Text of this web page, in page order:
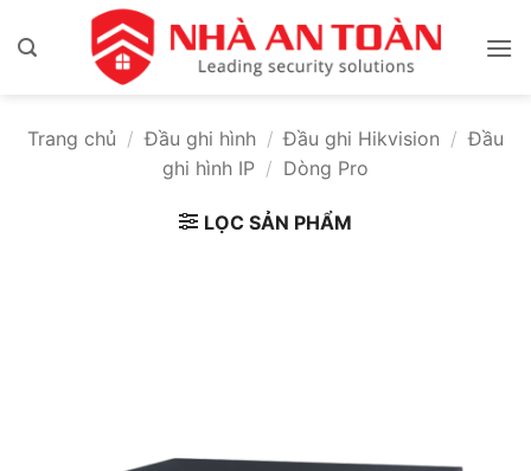
qua
Trang chủ / Đầu ghi hình / Đầu ghi Hikvision / Đầu
ghi hình IP / Dòng Pro
LỌC SẢN PHẨM